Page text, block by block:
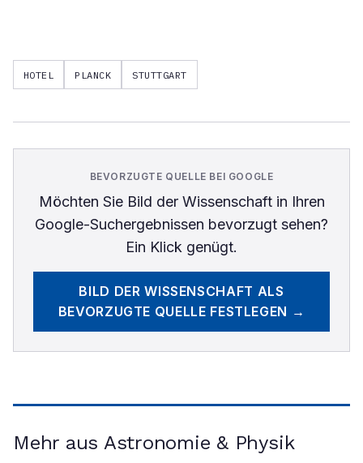
HOTEL PLANCK STUTTGART
BEVORZUGTE QUELLE BEI GOOGLE
Möchten Sie Bild der Wissenschaftin Ihren
Google-Suchergebnissen bevorzugt sehen?
Ein Klick genügt.
BILD DER WISSENSCHAFT ALS
BEVORZUGTE QUELLE FESTLEGEN →
Mehr aus Astronomie & Physik